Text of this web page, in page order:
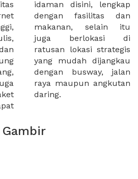
di
daring.
Gambir